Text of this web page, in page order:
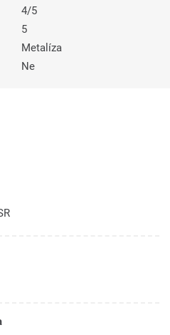
4/5
5
Metalíza
Ne